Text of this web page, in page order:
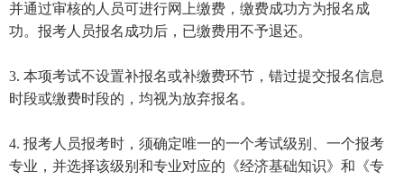
并通过审核的人员可进行网上缴费，缴费成功方为报名成
功。报考人员报名成功后，已缴费用不予退还。
3. 本项考试不设置补报名或补缴费环节，错过提交报名信息
时段或缴费时段的，均视为放弃报名。
4. 报考人员报考时，须确定唯一的一个考试级别、一个报考
专业，并选择该级别和专业对应的《经济基础知识》和《专